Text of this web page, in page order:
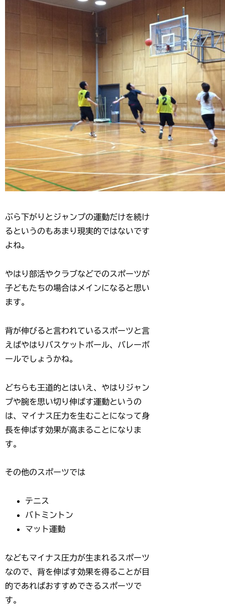
ぶら下がりとジャンプの運動だけを続け
るというのもあまり現実的ではないです
よね。
やはり部活やクラブなどでのスポーツが
子どもたちの場合はメインになると思い
ます。
背が伸びると言われているスポーツと言
えばやはりバスケットボール、バレーボ
ールでしょうかね。
どちらも王道的とはいえ、やはりジャン
プや腕を思い切り伸ばす運動というの
は、マイナス圧力を生むことになって身
長を伸ばす効果が高まることになりま
す。
その他のスポーツでは
テニス
バトミントン
マット運動
などもマイナス圧力が生まれるスポーツ
なので、背を伸ばす効果を得ることが目
的であればおすすめできるスポーツで
す。